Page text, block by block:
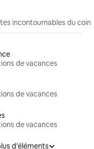
incontournables du coin
de vacances
de vacances
de vacances
d'éléments